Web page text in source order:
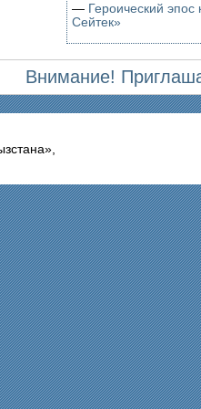
— Героический
Сейтек»
Внимание!